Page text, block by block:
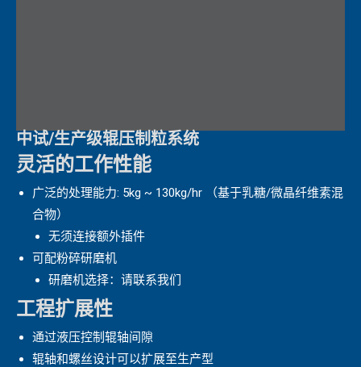
中试/生产级辊压制粒系统
灵活的工作性能
广泛的处理能力: 5kg ~ 130kg/hr （基于乳糖/微晶纤维素混
合物）
无须连接额外插件
可配粉碎研磨机
研磨机选择：请联系我们
工程扩展性
通过液压控制辊轴间隙
辊轴和螺丝设计可以扩展至生产型